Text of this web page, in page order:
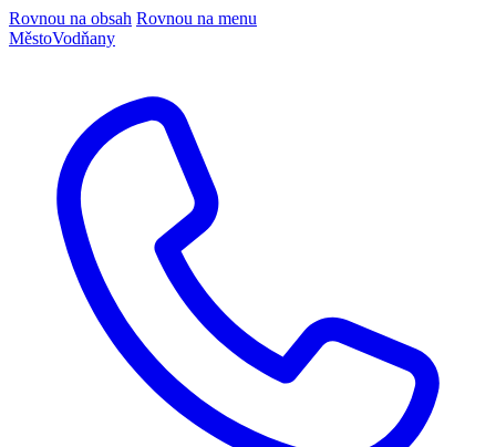
Rovnou na obsah Rovnou na menu
MěstoVodňany